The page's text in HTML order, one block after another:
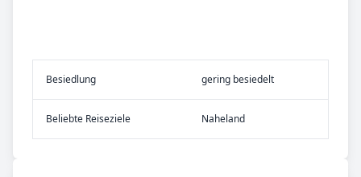
Be­sied­lung gering besiedelt
Be­lieb­te Rei­se­zie­le Naheland